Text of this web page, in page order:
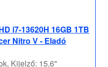
i7-13620H 16GB 1TB
Nitro V - Eladó
Kijelző: 15,6"